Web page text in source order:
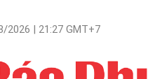
2026 | 21:27 GMT+7